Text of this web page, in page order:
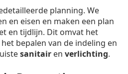
planning. We
en eisen en maken een plan
en tijdlijn. Dit omvat het
bepalen van de indeling en
sanitair en verlichting.